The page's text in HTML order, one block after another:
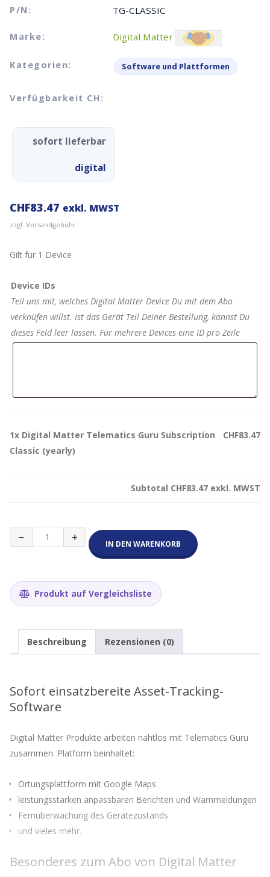
P/N: TG-CLASSIC
Marke: Digital Matter
Kategorien: Software und Plattformen
Verfügbarkeit CH:
sofort lieferbar
digital
CHF83.47 exkl. MWST
zzgl. Versandgebühr
Gilt für 1 Device
Device IDs
Teil uns mit, welches Digital Matter Device Du mit dem Abo
verknüfen willst. Ist das Gerät Teil Deiner Bestellung, kannst Du
dieses Feld leer lassen. Für mehrere Devices eine ID pro Zeile
1x Digital Matter Telematics Guru Subscription
Classic (yearly)
CHF83.47
Subtotal CHF83.47 exkl. MWST
−
Matter
Classic
(yearly)
+ IN DEN WARENKORB
Produkt auf Vergleichsliste
Beschreibung Rezensionen (0)
Sofort einsatzbereite Asset-Tracking-
Software
Digital Matter Produkte arbeiten nahtlos mit Telematics Guru
zusammen. Platform beinhaltet:
Ortungsplattform mit Google Maps
leistungsstarken anpassbaren Berichten und Warnmeldungen
Fernüberwachung des Gerätezustands
und vieles mehr.
Besonderes zum Abo von Digital Matter